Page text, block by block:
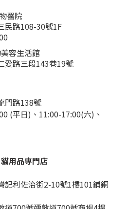
醫院
民路108-30號1F
容生活館
愛路三段143巷19號
門路138號
(平日)、11:00-17:00(六)、
用品專門店
記利佐治街2-10號1樓101鋪銅